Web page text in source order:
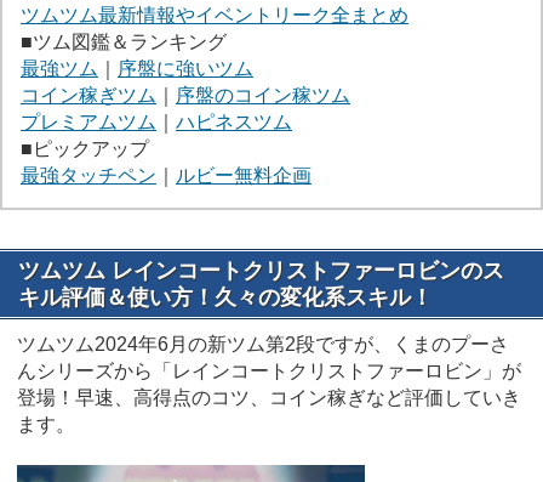
ツムツム最新情報やイベントリーク全まとめ
■ツム図鑑＆ランキング
最強ツム
序盤に強いツム
コイン稼ぎツム
序盤のコイン稼ツム
プレミアムツム
ハピネスツム
■ピックアップ
最強タッチペン
ルビー無料企画
ツムツム レインコートクリストファーロビンのス
キル評価＆使い方！久々の変化系スキル！
ツムツム2024年6月の新ツム第2段ですが、くまのプーさ
んシリーズから「レインコートクリストファーロビン」が
登場！早速、高得点のコツ、コイン稼ぎなど評価していき
ます。